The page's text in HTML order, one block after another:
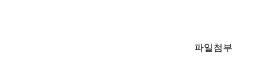
파일첨부